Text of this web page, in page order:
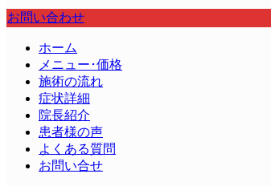
お問い合わせ
ホーム
メニュー･価格
施術の流れ
症状詳細
院長紹介
患者様の声
よくある質問
お問い合せ